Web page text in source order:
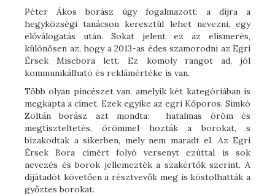
Péter Ákos borász úgy fogalmazott: a díjra a
hegyközségi tanácson keresztül lehet nevezni, egy
előválogatás után. Sokat jelent ez az elismerés,
különösen az, hogy a 2013-as édes szamorodni az Egri
Érsek Misebora lett. Ez komoly rangot ad, jól
kommunikálható és reklámértéke is van.
Több olyan pincészet van, amelyik két kategóriában is
megkapta a címet. Ezek egyike az egri Kőporos. Simkó
Zoltán borász azt mondta: hatalmas öröm és
megtiszteltetés, örömmel hozták a borokat, s
bizakodtak a sikerben, mely nem maradt el. Az Egri
Érsek Bora címért folyó versenyt ezúttal is sok
nevezés és borok jellemezték a szakértők szerint. A
díjátadót követően a résztvevők meg is kóstolhatták a
győztes borokat.